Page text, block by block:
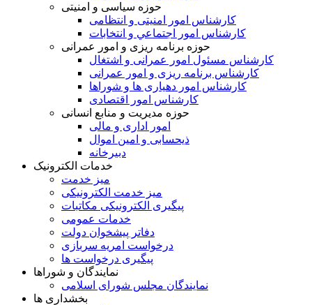
حوزه سیاسی و امنیتی
کارشناس امور امنیتی و انتظامی
کارشناس امور اجتماعي و انتخابات
حوزه برنامه ریزی و امور عمرانی
كارشناس مسئول امور عمرانی و اشتغال
کارشناس برنامه ریزی و امور عمرانی
کارشناس امور دهياری ها و شوراها
كارشناس امور اقتصادی
حوزه مدیریت و منابع انسانی
امور اداری و مالی
ذیحسابی و امین اموال
دبیرخانه
خدمات الکترونیک
میز خدمت
میز خدمت الکترونیکی
پیگیری الکترونیکی مکاتبات
خدمات عمومی
دفاتر پیشخوان دولت
درخواست امریه سربازی
پیگیری درخواست ها
نمایندگان و شوراها
نمايندگان مجلس شورای اسلامی
بخشداری ها